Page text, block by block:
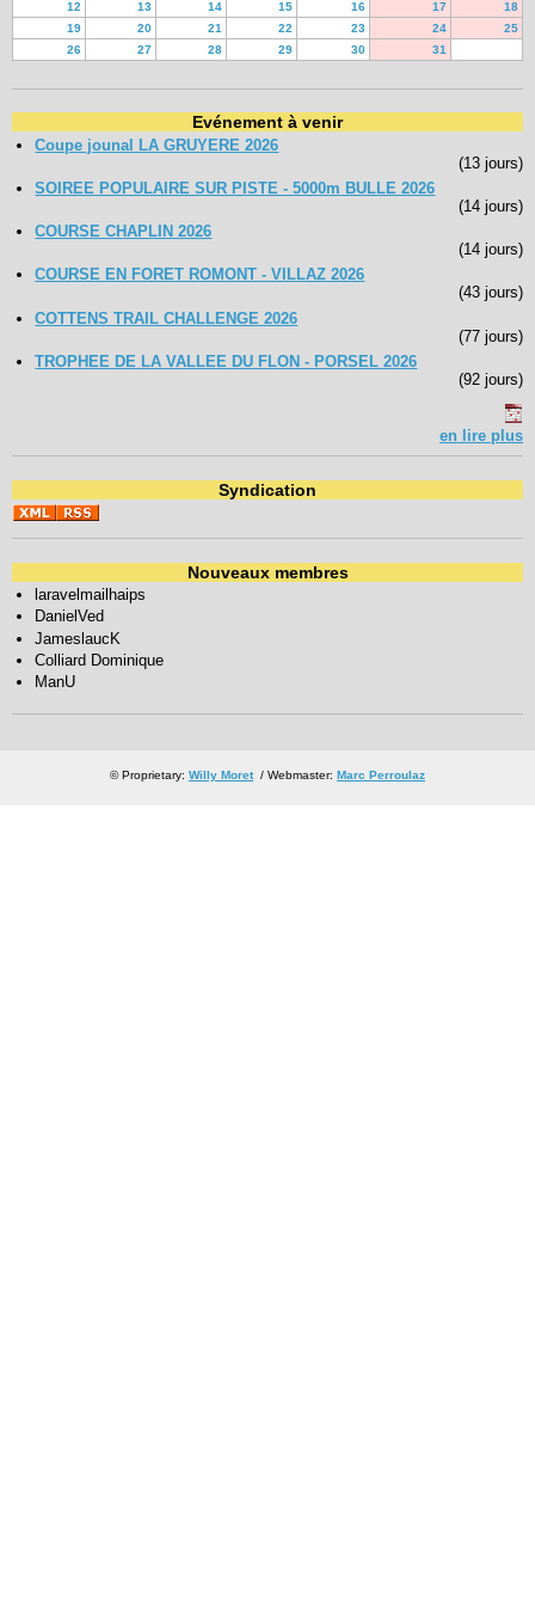
12
13 14 15 16 17
18
19
20 21 22 23 24
25
26
27 28 29 30 31
Evénement à venir
Coupe jounal LA GRUYERE 2026
(13 jours)
SOIREE POPULAIRE SUR PISTE - 5000m BULLE 2026
(14 jours)
COURSE CHAPLIN 2026
(14 jours)
COURSE EN FORET ROMONT - VILLAZ 2026
(43 jours)
COTTENS TRAIL CHALLENGE 2026
(77 jours)
TROPHEE DE LA VALLEE DU FLON - PORSEL 2026
(92 jours)
en lire plus
Syndication
Nouveaux membres
laravelmailhaips
DanielVed
JameslaucK
Colliard Dominique
ManU
© Proprietary: Willy Moret/ Webmaster: Marc Perroulaz